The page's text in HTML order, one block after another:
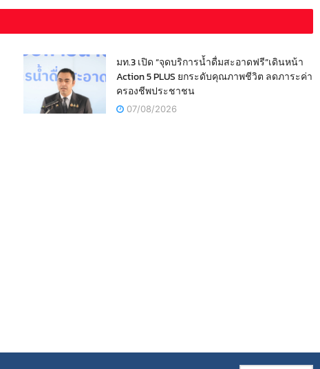
มท.3 เปิด “จุดบริการน้ำดื่มสะอาดฟรี”เดินหน้า
Action 5 PLUS ยกระดับคุณภาพชีวิต ลดภาระค่า
ครองชีพประชาชน
07/08/2026